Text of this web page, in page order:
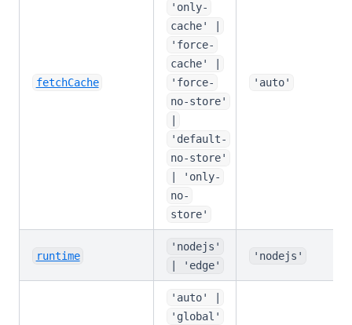
fetchCache
'only-
cache' |
'force-
cache' |
'force-
no-store'
'default-
no-store'
| 'only-
no-
store'
'auto'
runtime
'nodejs'
| 'edge'
'nodejs'
'auto' |
'global'